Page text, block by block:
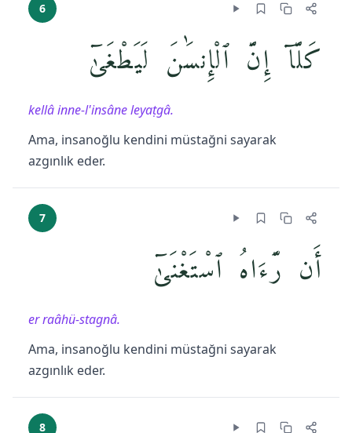
6
كَلَّآ إِنَّ ٱلْإِنسَٰنَ لَيَطْغَىٰٓ
kellâ inne-l'insâne leyaṭgâ.
Ama, insanoğlu kendini müstağni sayarak
azgınlık eder.
7
أَن رَّءَاهُ ٱسْتَغْنَىٰٓ
er raâhü-stagnâ.
Ama, insanoğlu kendini müstağni sayarak
azgınlık eder.
8